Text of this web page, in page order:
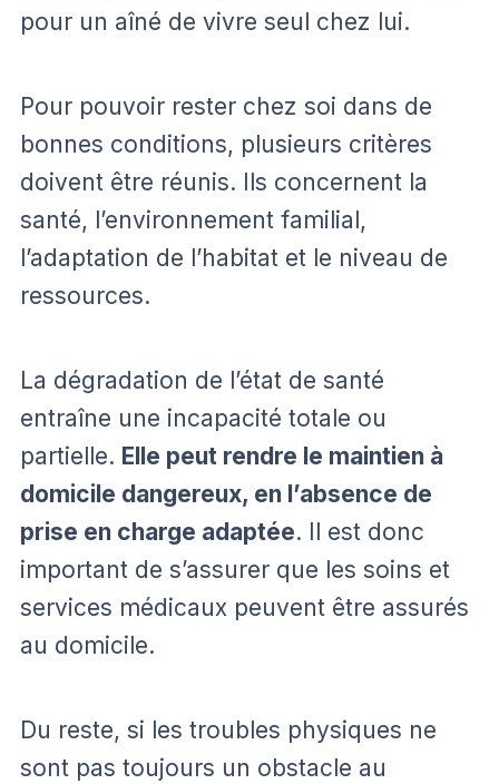
pour un aîné de vivre seul chez lui.
Pour pouvoir rester chez soi dans de
bonnes conditions, plusieurs critères
doivent être réunis. Ils concernent la
santé, l’environnement familial,
l’adaptation de l’habitat et le niveau de
ressources.
La dégradation de l’état de santé
entraîne une incapacité totale ou
partielle. Elle peut rendre le maintien à
domicile dangereux, en l’absence de
prise en charge adaptée. Il est donc
important de s’assurer que les soins et
services médicaux peuvent être assurés
au domicile.
Du reste, si les troubles physiques ne
sont pas toujours un obstacle au